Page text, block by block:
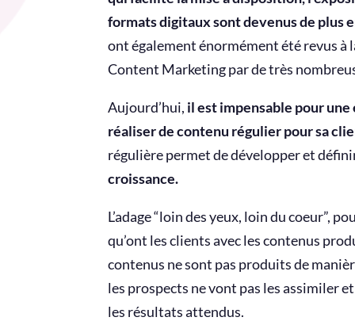
formats digitaux sont devenus de plus
ont également énormément été revus
Content Marketing par de très
Aujourd’hui, il estimpensable pour une
réaliser de contenu régulier pour sa
régulière permet de développer et
croissance.
L’adage “loin des yeux, loin du coeur”,
qu’ont les clients avec les contenus
contenus ne sont pas produits de
les prospects ne vont pas les assimiler
les résultats attendus.